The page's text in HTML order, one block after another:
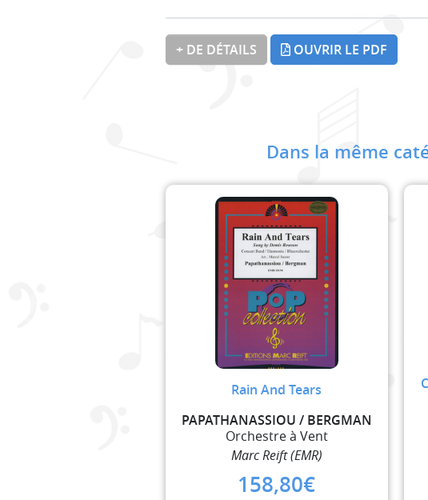
+ DE DÉTAILS OUVRIR LE PDF
Dans la même
Rain And Tears
PAPATHANASSIOU / BERGMAN
Orchestre à Vent
Marc Reift (EMR)
158,80€